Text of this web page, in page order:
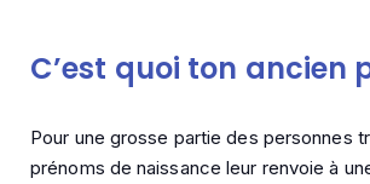
C’est quoi ton ancien
Pour une grosse partie des personnes
prénoms de naissance leur renvoie à